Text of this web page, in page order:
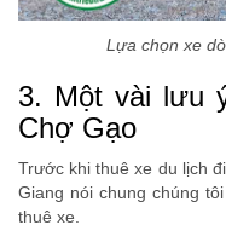
Lựa chọn xe
3. Một vài lưu
Chợ Gạo
Trước khi thuê xe du lịch
Giang nói chung chúng
thuê xe.